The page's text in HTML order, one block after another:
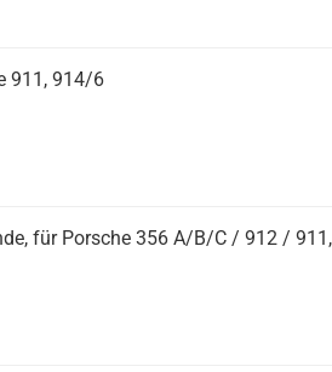
911, 914/6
für Porsche 356 A/B/C / 912 /